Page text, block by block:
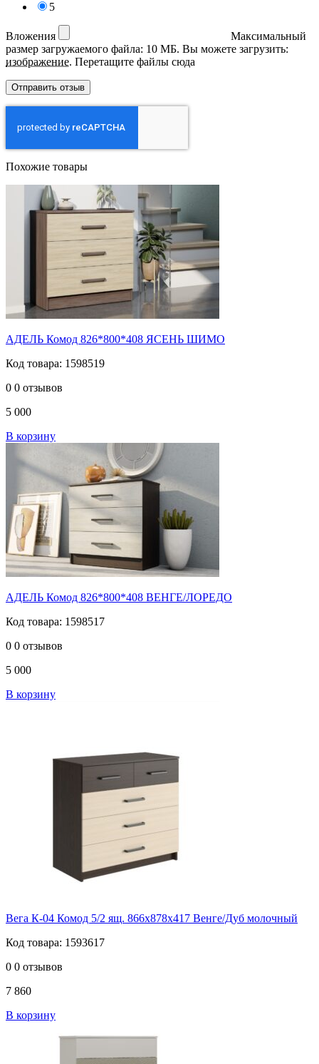
5
Вложения
Максимальный
размер загружаемого файла: 10 МБ. Вы можете загрузить:
изображение. Перетащите файлы сюда
Похожие товары
АДЕЛЬ Комод 826*800*408 ЯСЕНЬ ШИМО
Код товара: 1598519
0 0 отзывов
5 000
В корзину
АДЕЛЬ Комод 826*800*408 ВЕНГЕ/ЛОРЕДО
Код товара: 1598517
0 0 отзывов
5 000
В корзину
Вега К-04 Комод 5/2 ящ. 866х878х417 Венге/Дуб молочный
Код товара: 1593617
0 0 отзывов
7 860
В корзину